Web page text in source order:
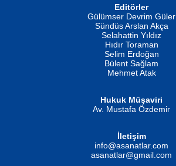
İSMAİL OKUTAN
Erkeklerin Kahrolması Ne Demektir
Evvel Zaman Tanrıçası...
Editörler
Gülümser Devrim Güler
Sündüs Arslan Akça
Selahattin Yıldız
Hıdır Toraman
Selim Erdoğan
Bülent Sağlam
Mehmet Atak
Hukuk Müşaviri
Av. Mustafa Özdemir
İletişim
info@asanatlar.com
asanatlar@gmail.com